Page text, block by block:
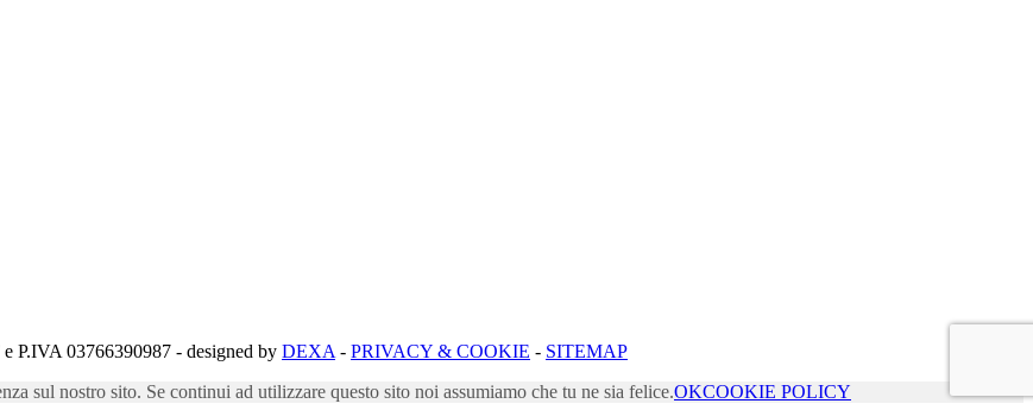
P.IVA 03766390987 - designed by DEXA - PRIVACY & COOKIE - SITEMAP
sul nostro sito. Se continui ad utilizzare questo sito noi assumiamo che tu ne sia felice.OKCOOKIE POLICY